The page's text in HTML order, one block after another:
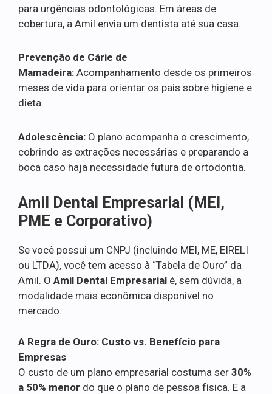
para urgências odontológicas. Em áreas de
cobertura, a Amil envia um dentista até sua casa.
Prevenção de Cárie de
Mamadeira: Acompanhamento desde os primeiros
meses de vida para orientar os pais sobre higiene e
dieta.
Adolescência: O plano acompanha o crescimento,
cobrindo as extrações necessárias e preparando a
boca caso haja necessidade futura de ortodontia.
Amil Dental Empresarial (MEI,
PME e Corporativo)
Se você possui um CNPJ (incluindo MEI, ME, EIRELI
ou LTDA), você tem acesso à “Tabela de Ouro” da
Amil. O Amil Dental Empresarial é, sem dúvida, a
modalidade mais econômica disponível no
mercado.
A Regra de Ouro: Custo vs. Benefício para
Empresas
O custo de um plano empresarial costuma ser 30%
a 50% menor do que o plano de pessoa física. E a